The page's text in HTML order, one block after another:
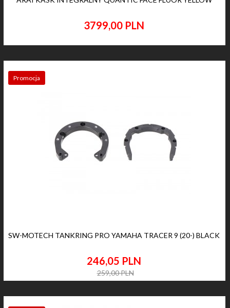
3799,00 PLN
Promocja
SW-MOTECH TANKRING PRO YAMAHA TRACER 9 (20-) BLACK
246,05 PLN
259,00 PLN